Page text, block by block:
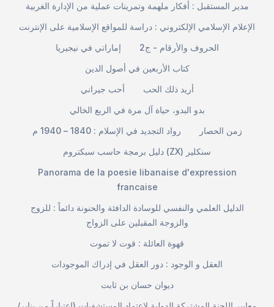
مدير المستقبل : أفكار ملهمة وتمرينات عملية من الإدارة الغربية
الإعلام الإسلامي الإلكتروني : دراسة للمواقع الإسلامية على الإنترنت
إماراتي في نيجيريا
الحروف والأرقام - ج2
كتاب الأربعين في أصول الدين
أحب جيراني
أريد ذلك الحب
بدو البدو، حياة آل مرة في الربع الخالي
رواد التجديد في الإسلام : 1840 – 1940 م
زمن الحصار
دليل برمجة حاسب سبكتروم (ZX) سنكلير
Panorama de la poesie libanaise d'expression
francaise
الدليل العلمي والنفسي للوسادة الدافئة والحنونة دائماً : للزوج
والزوجة المقبلين على الزواج
قهوة العائلة : قوت لا تموت
العقل و الوجود : دور العقل في إدراك الموجودات
ديوان حسان بن ثابت